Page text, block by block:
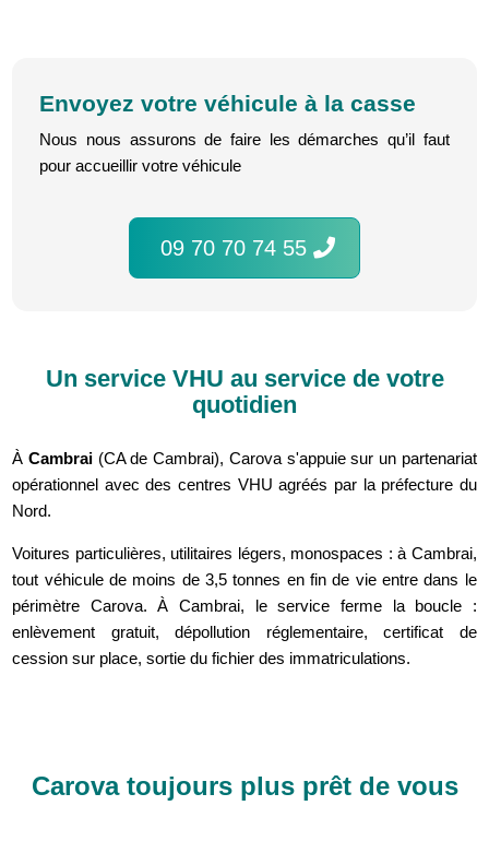
Envoyez votre véhicule à la casse
Nous nous assurons de faire les démarches qu’il faut
pour accueillir votre véhicule
09 70 70 74 55
Un service VHU au service de votre
quotidien
À Cambrai(CA de Cambrai), Carova s'appuie sur un partenariat
opérationnel avec des centres VHU agréés par la préfecture du
Nord.
Voitures particulières, utilitaires légers, monospaces : à Cambrai,
tout véhicule de moins de 3,5 tonnes en fin de vie entre dans le
périmètre Carova. À Cambrai, le service ferme la boucle :
enlèvement gratuit, dépollution réglementaire, certificat de
cession sur place, sortie du fichier des immatriculations.
Carova toujours plus prêt de vous